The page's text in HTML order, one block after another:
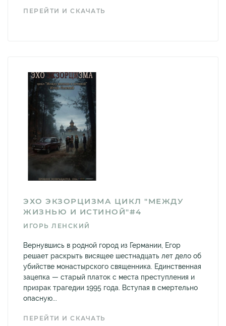
ПЕРЕЙТИ И СКАЧАТЬ
ЭХО ЭКЗОРЦИЗМА ЦИКЛ "МЕЖДУ
ЖИЗНЬЮ И ИСТИНОЙ"#4
ИГОРЬ ЛЕНСКИЙ
Вернувшись в родной город из Германии, Егор
решает раскрыть висящее шестнадцать лет дело об
убийстве монастырского священника. Единственная
зацепка — старый платок с места преступления и
призрак трагедии 1995 года. Вступая в смертельно
опасную...
ПЕРЕЙТИ И СКАЧАТЬ